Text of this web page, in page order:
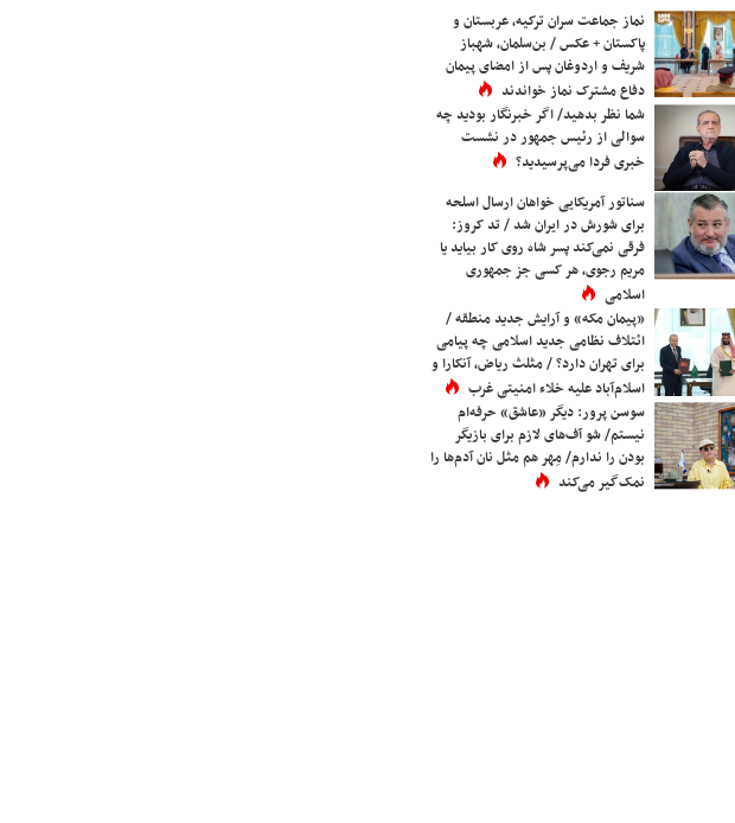
نماز جماعت سران ترکیه، عربستان و
پاکستان + عکس / بن‌سلمان، شهباز
شریف و اردوغان پس از امضای پیمان
دفاع مشترک نماز خواندند
شما نظر بدهید/ اگر خبرنگار بودید چه
سوالی از رئیس جمهور در نشست
خبری فردا می‌پرسیدید؟
سناتور آمریکایی خواهان ارسال اسلحه
برای شورش در ایران شد / تد کروز:
فرقی نمی‌کند پسر شاه روی کار بیاید یا
مریم رجوی، هر کسی جز جمهوری
اسلامی
«پیمان مکه» و آرایش جدید منطقه /
ائتلاف نظامی جدید اسلامی چه پیامی
برای تهران دارد؟ / مثلث ریاض، آنکارا و
اسلام‌آباد علیه خلاء امنیتی غرب
سوسن پرور: دیگر «عاشق» حرفه‌ام
نیستم/ شو آف‌های لازم برای بازیگر
بودن را ندارم/ مِهر هم مثل نان آدم‌ها را
نمک‌گیر می‌کند